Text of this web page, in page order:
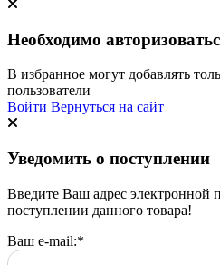
Необходимо
В избранное могут добавлять
пользователи
Войти Вернуться на сайт
Уведомить о поступлении
Введите Ваш адрес
поступлении данного товара!
Ваш e-mail:*